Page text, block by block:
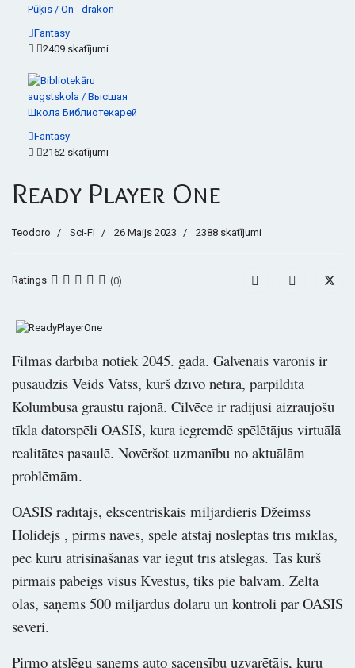
Fantasy
2409 skatījumi
Fantasy
2162 skatījumi
Ready Player One
Teodoro Sci-Fi 26 Maijs 2023 2388 skatījumi
Ratings (0)
Filmas darbība notiek 2045. gadā. Galvenais varonis ir
pusaudzis Veids Vatss, kurš dzīvo netīrā, pārpildītā
Kolumbusa graustu rajonā. Cilvēce ir radijusi aizraujošu
tīkla datorspēli OASIS, kura iegremdē spēlētājus virtuālā
realitātes pasaulē. Novēršot uzmanību no aktuālām
problēmām.
OASIS radītājs, ekscentriskais miljardieris Džeimss
Holidejs , pirms nāves, spēlē atstāj noslēptās trīs mīklas,
pēc kuru atrisināšanas var iegūt trīs atslēgas. Tas kurš
pirmais pabeigs visus Kvestus, tiks pie balvām. Zelta
olas, saņems 500 miljardus dolāru un kontroli pār OASIS
severi.
Pirmo atslēgu saņems auto sacensību uzvarētājs, kuru